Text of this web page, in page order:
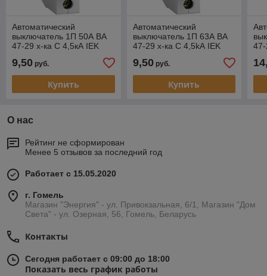
Автоматический
выключатель 1П 50А ВА
47-29 х-ка С 4,5кА IEK
9,50 руб.
Купить
Автоматический
выключатель 1П 63А ВА
47-29 х-ка С 4,5kА IEK
9,50руб.
Купить
О нас
Рейтинг не сформирован
Менее 5 отзывов за последний год
Работает с 15.05.2020
г. Гомель
Магазин "Энергия" - ул. Привокзальная, 6/1, Магазин "Дом
Света" - ул. Озерная, 56, Гомель, Беларусь
Контакты
Сегодня работает с 09:00 до 18:00
Показать весь график работы